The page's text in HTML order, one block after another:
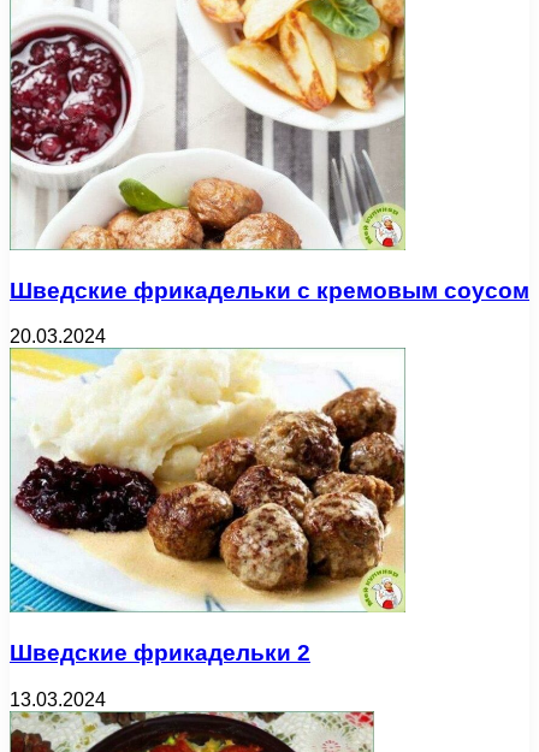
Шведские фрикадельки с кремовым соусом
20.03.2024
Шведские фрикадельки 2
13.03.2024